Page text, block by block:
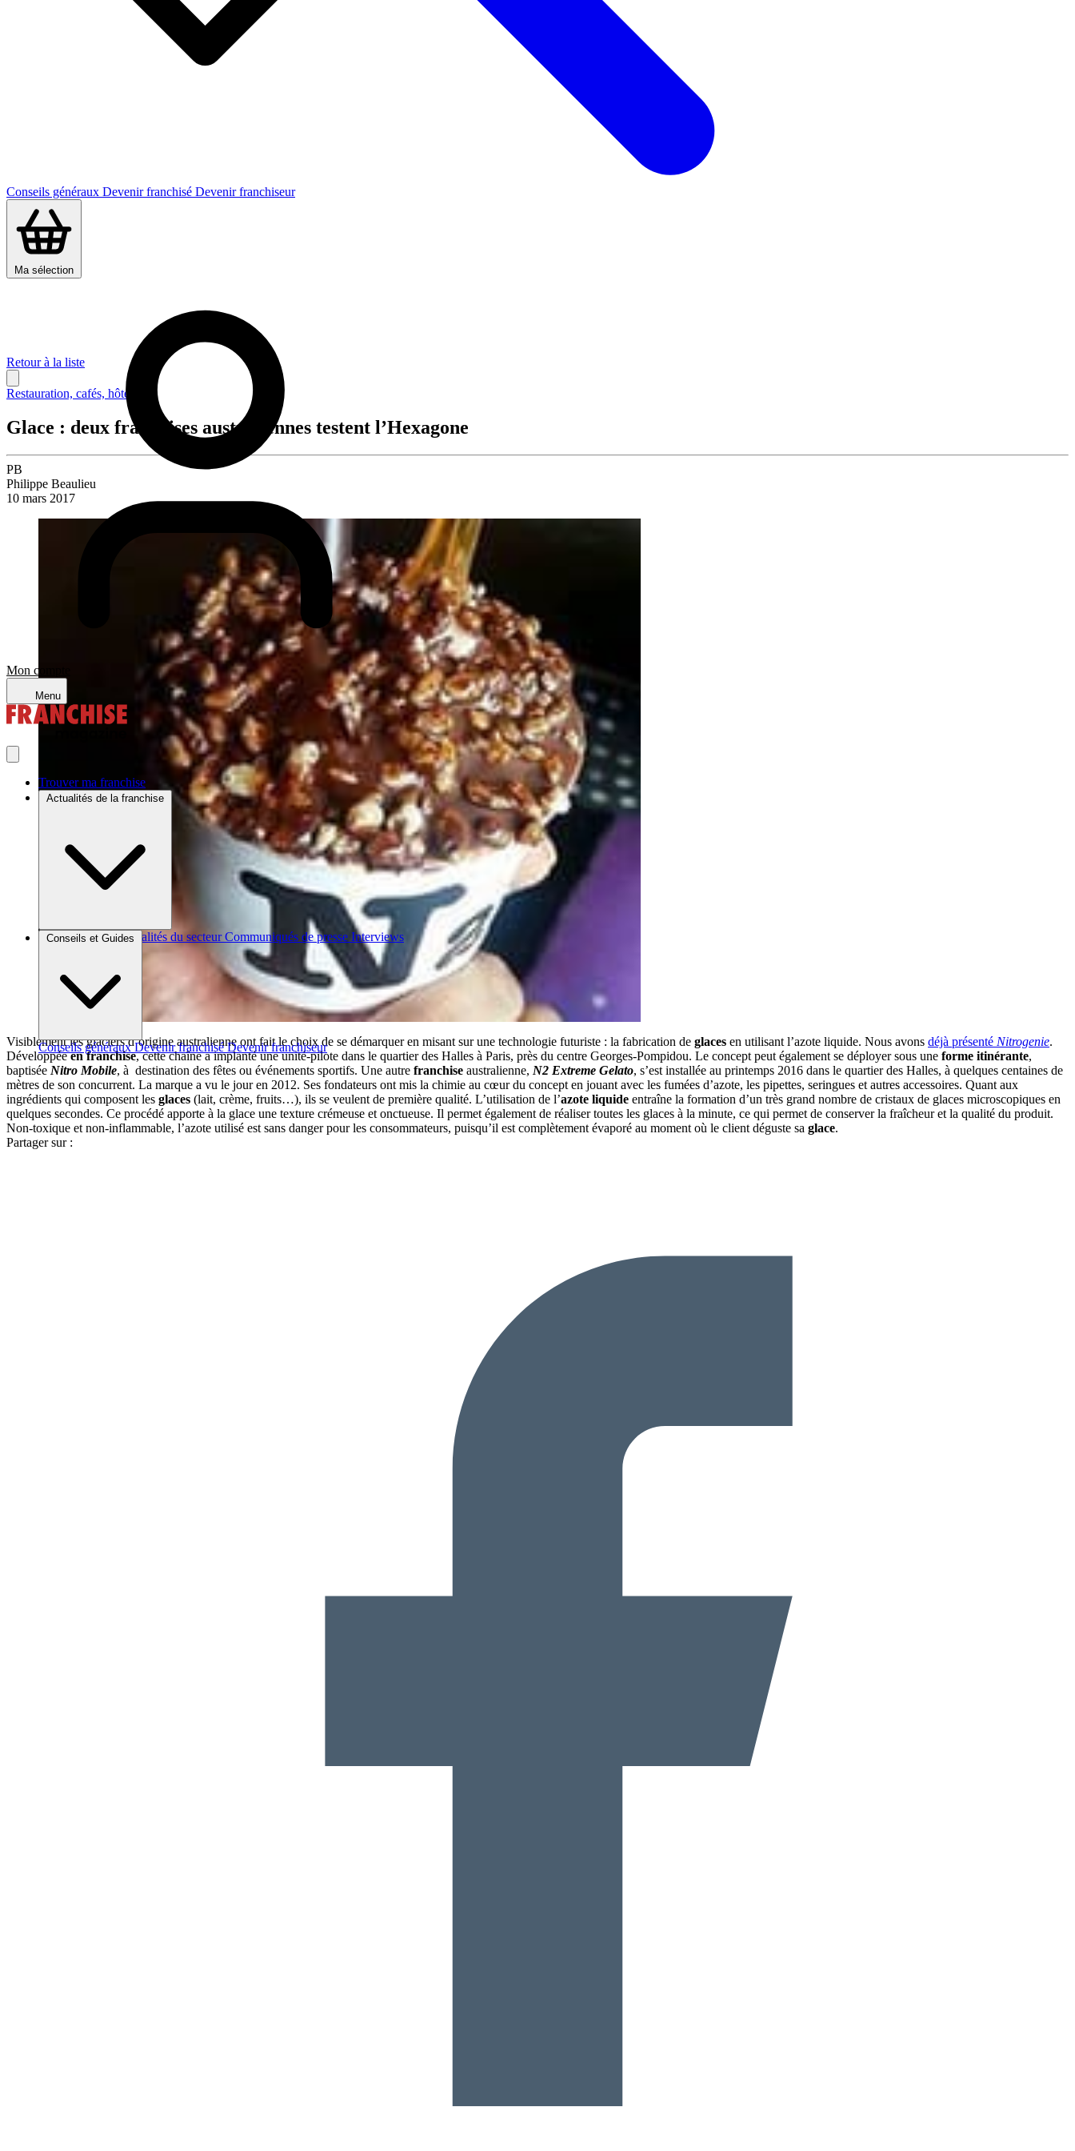
Conseils généraux Devenir franchisé Devenir franchiseur
Ma sélection
Mon compte
Menu
Trouver ma franchise
Actualités de la franchise
Brèves et actus Actualités du secteur Communiqués de presse Interviews
Conseils et Guides
Conseils généraux Devenir franchisé Devenir franchiseur
Retour à la liste
Restauration, cafés, hôtellerie
Glace : deux franchises australiennes testent l’Hexagone
PB
Philippe Beaulieu
10 mars 2017
Visiblement les glaciers d’origine australienne ont fait le choix de se démarquer en misant sur une technologie futuriste : la fabrication de glaces en utilisant l’azote liquide. Nous avons déjà présenté Nitrogenie.
Développéeen franchise, cette chaîne a implanté une unité-pilote dans le quartier des Halles à Paris, près du centre Georges-Pompidou. Le concept peut également se déployer sous une forme itinérante,
baptisée Nitro Mobile, à destination des fêtes ou événements sportifs. Une autre franchise australienne, N2 Extreme Gelato, s’est installée au printemps 2016 dans le quartier des Halles, à quelques centaines de
mètres de son concurrent. La marque a vu le jour en 2012. Ses fondateurs ont mis la chimie au cœur du concept en jouant avec les fumées d’azote, les pipettes, seringues et autres accessoires. Quant aux
ingrédients qui composent les glaces (lait, crème, fruits…), ils se veulent de première qualité. L’utilisation de l’azote liquide entraîne la formation d’un très grand nombre de cristaux de glaces microscopiques en
quelques secondes. Ce procédé apporte à la glace une texture crémeuse et onctueuse. Il permet également de réaliser toutes les glaces à la minute, ce qui permet de conserver la fraîcheur et la qualité du produit.
Non-toxique et non-inflammable, l’azote utilisé est sans danger pour les consommateurs, puisqu’il est complètement évaporé au moment où le client déguste sa glace.
Partager sur :